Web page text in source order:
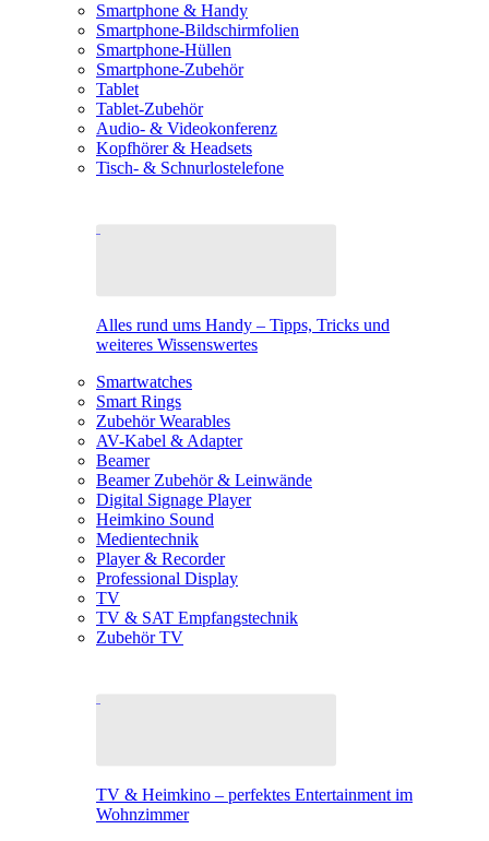
Smartphone & Handy
Smartphone-Bildschirmfolien
Smartphone-Hüllen
Smartphone-Zubehör
Tablet
Tablet-Zubehör
Audio- & Videokonferenz
Kopfhörer & Headsets
Tisch- & Schnurlostelefone
Alles rund ums Handy – Tipps, Tricks und
weiteres Wissenswertes
Smartwatches
Smart Rings
Zubehör Wearables
AV-Kabel & Adapter
Beamer
Beamer Zubehör & Leinwände
Digital Signage Player
Heimkino Sound
Medientechnik
Player & Recorder
Professional Display
TV
TV & SAT Empfangstechnik
Zubehör TV
TV & Heimkino – perfektes Entertainment im
Wohnzimmer